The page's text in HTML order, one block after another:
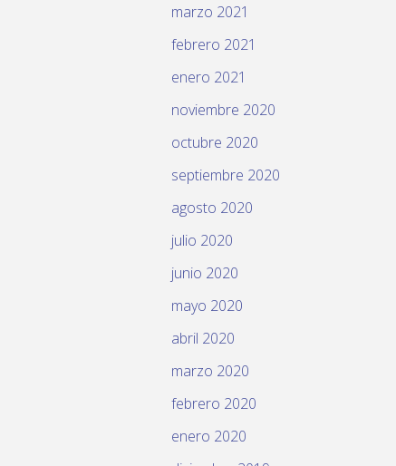
marzo 2021
febrero 2021
enero 2021
noviembre 2020
octubre 2020
septiembre 2020
agosto 2020
julio 2020
junio 2020
mayo 2020
abril 2020
marzo 2020
febrero 2020
enero 2020